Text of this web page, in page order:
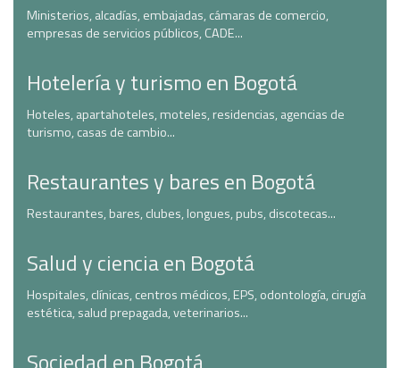
Ministerios, alcadías, embajadas, cámaras de comercio,
empresas de servicios públicos, CADE...
Hotelería y turismo en Bogotá
Hoteles, apartahoteles, moteles, residencias, agencias de
turismo, casas de cambio...
Restaurantes y bares en Bogotá
Restaurantes, bares, clubes, longues, pubs, discotecas...
Salud y ciencia en Bogotá
Hospitales, clínicas, centros médicos, EPS, odontología, cirugía
estética, salud prepagada, veterinarios...